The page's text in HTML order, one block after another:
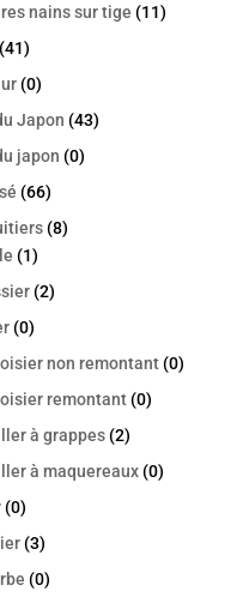
nains sur tige (11)
(41)
(0)
Japon (43)
japon (0)
(66)
(8)
(1)
(2)
(0)
non remontant (0)
remontant (0)
à grappes (2)
à maquereaux (0)
(0)
(3)
(0)